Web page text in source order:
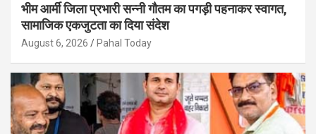
भीम आर्मी जिला प्रभारी सन्नी गौतम का पगड़ी पहनाकर स्वागत,
सामाजिक एकजुटता का दिया संदेश
August 6, 2026 Pahal Today